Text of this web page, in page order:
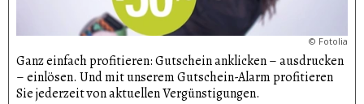
© Fotolia
Ganz einfach profitieren: Gutschein anklicken – ausdrucken
– einlösen. Und mit unserem Gutschein-Alarm profitieren
Sie jederzeit von aktuellen Vergünsti­gungen.